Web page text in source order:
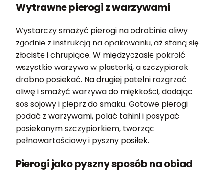
Wytrawne pierogi z warzywami
Wystarczy smażyć pierogi na odrobinie oliwy
zgodnie z instrukcją na opakowaniu, aż staną się
złociste i chrupiące. W międzyczasie pokroić
wszystkie warzywa w plasterki, a szczypiorek
drobno posiekać. Na drugiej patelni rozgrzać
oliwę i smażyć warzywa do miękkości, dodając
sos sojowy i pieprz do smaku. Gotowe pierogi
podać z warzywami, polać tahini i posypać
posiekanym szczypiorkiem, tworząc
pełnowartościowy i pyszny posiłek.
Pierogi jako pyszny sposób na obiad